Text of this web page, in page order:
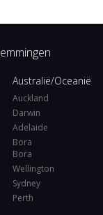
Australië/Oceanië
Auckland
Darwin
Adelaide
Bora
Bora
Wellington
Sydney
Perth